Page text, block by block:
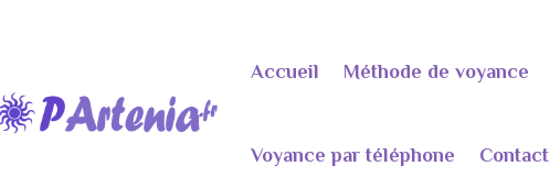
Accueil Méthode de voyance
Voyance par téléphone Contact